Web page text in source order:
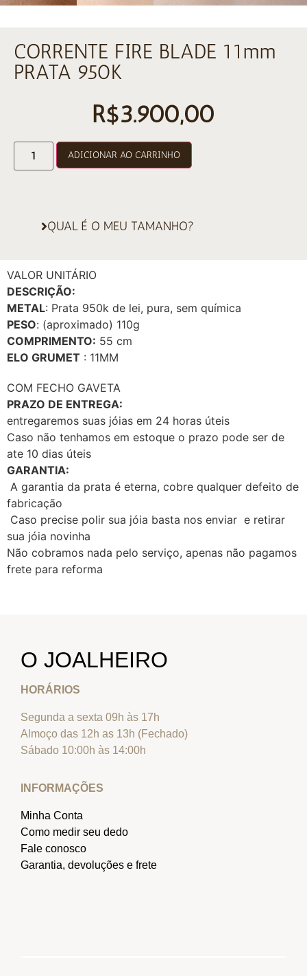
CORRENTE FIRE BLADE 11mm
PRATA 950K
R$3.900,00
ADICIONAR AO CARRINHO
QUAL É O MEU TAMANHO?
VALOR UNITÁRIO
DESCRIÇÃO:
METAL: Prata 950k de lei, pura, sem química
PESO: (aproximado) 110g
COMPRIMENTO: 55 cm
ELO GRUMET : 11MM
COM FECHO GAVETA
PRAZO DE ENTREGA:
entregaremos suas jóias em 24 horas úteis
Caso não tenhamos em estoque o prazo pode ser de
ate 10 dias úteis
GARANTIA:
A garantia da prata é eterna, cobre qualquer defeito de
fabricação
Caso precise polir sua jóia basta nos enviar e retirar
sua jóia novinha
Não cobramos nada pelo serviço, apenas não pagamos
frete para reforma
O JOALHEIRO
HORÁRIOS
Segunda a sexta 09h às 17h
Almoço das 12h as 13h (Fechado)
Sábado 10:00h às 14:00h
INFORMAÇÕES
Minha Conta
Como medir seu dedo
Fale conosco
Garantia, devoluções e frete